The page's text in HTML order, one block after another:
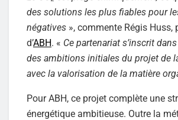
des solutions les plus fiables pour
négatives », commente Régis Huss,
d’ABH. « Ce partenariat s’inscrit
des ambitions initiales du projet de
avec la valorisation de la matière
Pour ABH, ce projet complète une
énergétique ambitieuse. Outre la